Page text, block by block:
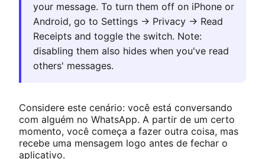
your message. To turn them off on iPhone or
Android, go to Settings → Privacy → Read
Receipts and toggle the switch. Note:
disabling them also hides when you've read
others' messages.
Considere este cenário: você está conversando
com alguém no WhatsApp. A partir de um certo
momento, você começa a fazer outra coisa, mas
recebe uma mensagem logo antes de fechar o
aplicativo.